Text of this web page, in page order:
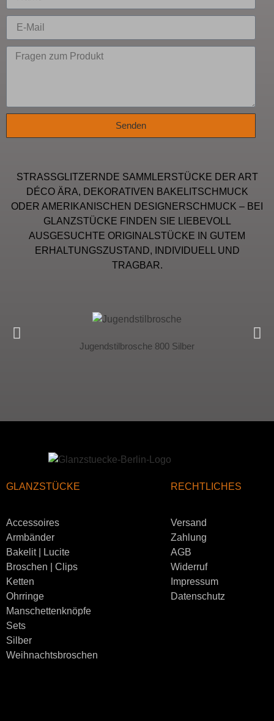
Senden
STRASSGLITZERNDE SAMMLERSTÜCKE DER ART
DÉCO ÄRA, DEKORATIVEN BAKELITSCHMUCK
ODER AMERIKANISCHEN DESIGNERSCHMUCK – BEI
GLANZSTÜCKE FINDEN SIE LIEBEVOLL
AUSGESUCHTE ORIGINALSTÜCKE IN GUTEM
ERHALTUNGSZUSTAND, INDIVIDUELL UND
TRAGBAR.
Jugendstilbrosche 800 Silber
GLANZSTÜCKE
Accessoires
Armbänder
Bakelit | Lucite
Broschen | Clips
Ketten
Ohrringe
Manschettenknöpfe
Sets
Silber
Weihnachtsbroschen
RECHTLICHES
Versand
Zahlung
AGB
Widerruf
Impressum
Datenschutz